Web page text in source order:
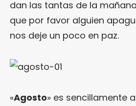
dan las tantas de la
que por favor alguien
nos deje un poco en paz.
«Agosto» es sencillamente